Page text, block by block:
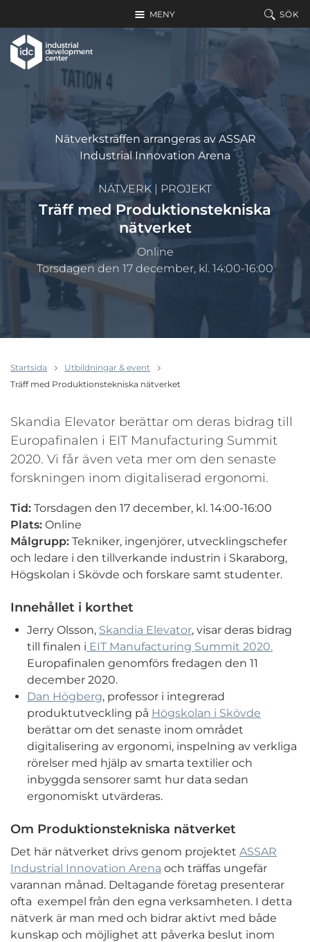
MENY SÖK
Nätverksträffen arrangeras av ASSAR
Industrial Innovation Arena
NÄTVERK | PROJEKT
Träff med Produktionstekniska
nätverket
Online
Torsdagen den 17 december, kl. 14:00-16:00
Startsida
Utbildningar & event
Träff med Produktionstekniska nätverket
Skandia Elevator berättar om deras bidrag till
Europafinalen i EIT Manufacturing Summit
2020. Vi får även veta mer om den senaste
forskningen inom digitaliserad ergonomi.
Tid: Torsdagen den 17 december, kl. 14:00-16:00
Plats: Online
Målgrupp: Tekniker, ingenjörer, utvecklingschefer
och ledare i den tillverkande industrin i Skaraborg,
Högskolan i Skövde och forskare samt studenter.
Innehållet i korthet
Jerry Olsson, Skandia Elevator, visar deras bidrag
till finalen i EIT Manufacturing Summit 2020.
Europafinalen genomförs fredagen den 11
december 2020.
Dan Högberg, professor i integrerad
produktutveckling på Högskolan i Skövde
berättar om det senaste inom området
digitalisering av ergonomi, inspelning av verkliga
rörelser med hjälp av smarta textilier och
inbyggda sensorer samt hur data sedan
ergonomiskt utvärderas.
Om Produktionstekniska nätverket
Det här nätverket drivs genom projektet ASSAR
Industrial Innovation Arena och träffas ungefär
varannan månad. Deltagande företag presenterar
ofta exempel från den egna verksamheten. I detta
nätverk är man med och bidrar aktivt med både
kunskap och möjlighet att påverka beslut inom